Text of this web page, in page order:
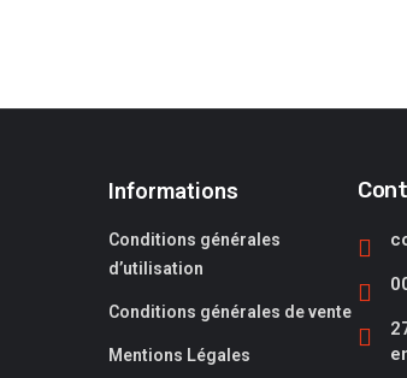
Informations
Conditions générales
d’utilisation
Conditions générales de vente
Mentions Légales